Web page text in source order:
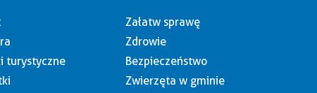
turystyczne
Załatw sprawę
Zdrowie
Bezpieczeństwo
Zwierzęta w gminie